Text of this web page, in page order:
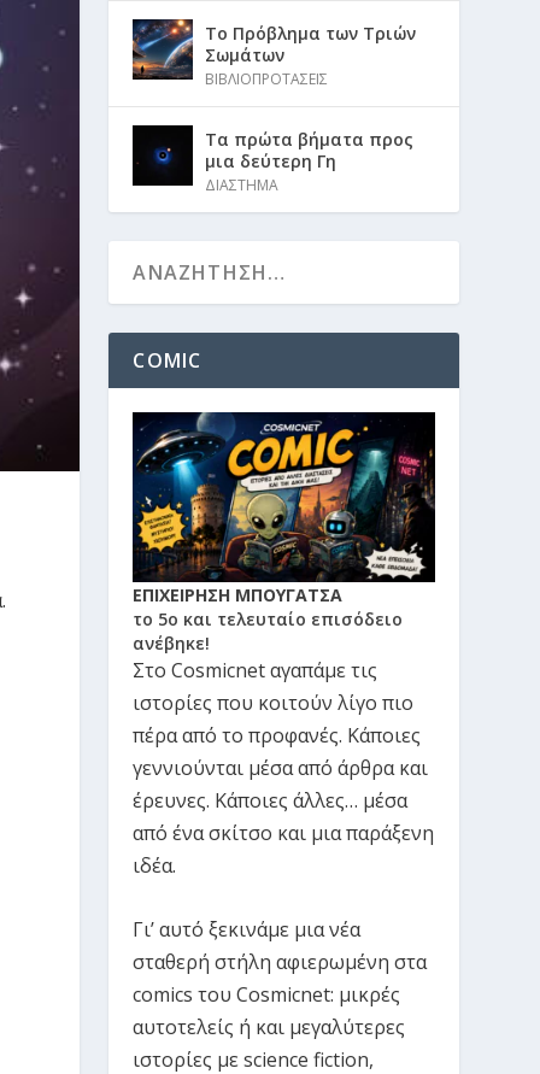
Το Πρόβλημα των Τριών
Σωμάτων
ΒΙΒΛΙΟΠΡΟΤΑΣΕΙΣ
Τα πρώτα βήματα προς
μια δεύτερη Γη
ΔΙΑΣΤΗΜΑ
COMIC
ΕΠΙΧΕΙΡΗΣΗ ΜΠΟΥΓΑΤΣΑ
το 5ο και τελευταίο επισόδειο
ανέβηκε!
Στο Cosmicnet αγαπάμε τις
ιστορίες που κοιτούν λίγο πιο
πέρα από το προφανές. Κάποιες
γεννιούνται μέσα από άρθρα και
έρευνες. Κάποιες άλλες… μέσα
από ένα σκίτσο και μια παράξενη
ιδέα.
Γι’ αυτό ξεκινάμε μια νέα
σταθερή στήλη αφιερωμένη στα
comics του Cosmicnet: μικρές
αυτοτελείς ή και μεγαλύτερες
ιστορίες με science fiction,